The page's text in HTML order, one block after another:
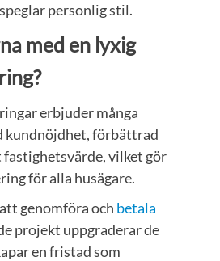
personlig stil.
med en lyxig
erbjuder många
kundnöjdhet, förbättrad
vilket gör
för alla husägare.
genomföra och betala
projekt uppgraderar de
en fristad som